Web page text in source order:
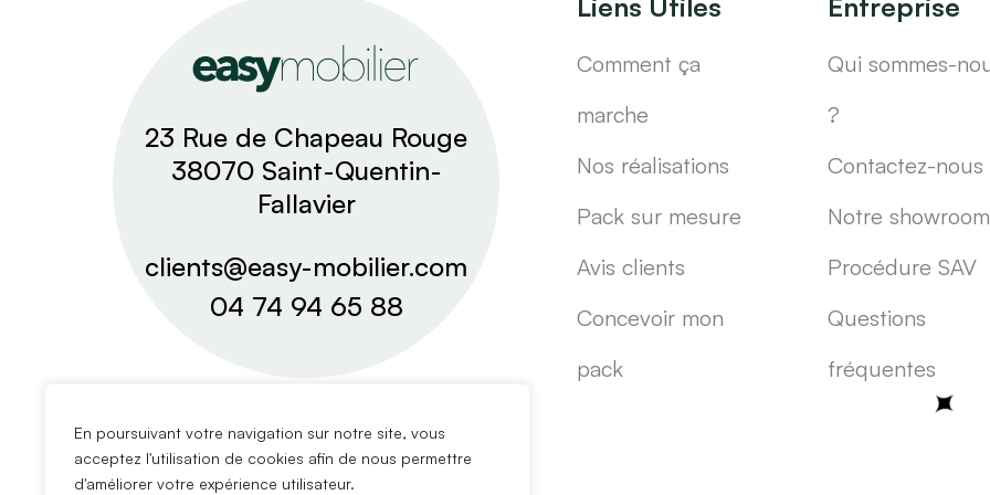
En poursuivant votre navigation sur notre site, vous
acceptez l'utilisation de cookies afin de nous permettre
d'améliorer votre expérience utilisateur.
23 Rue de Chapeau Rouge
38070 Saint-Quentin-
Fallavier
clients@easy-mobilier.com
04 74 94 65 88
Comment ça
marche
Nos réalisations
Pack sur mesure
Avis clients
Concevoir mon
pack
Qui sommes-
?
Contactez-nous
Notre showroom
Procédure SAV
Questions
fréquentes